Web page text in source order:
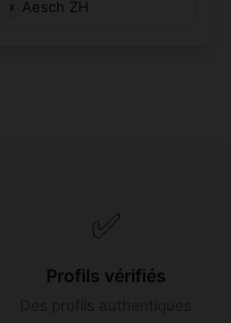
Aesch ZH
✅
Profils vérifiés